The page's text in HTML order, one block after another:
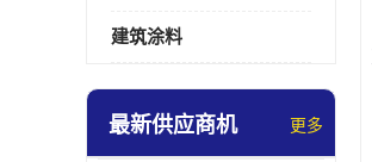
建筑涂料
最新供应商机 更多